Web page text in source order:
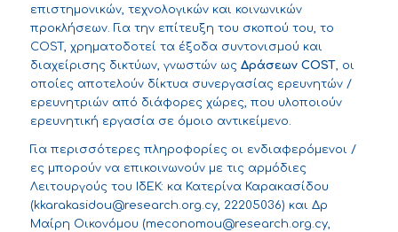
επιστημονικών, τεχνολογικών και κοινωνικών
προκλήσεων. Για την επίτευξη του σκοπού του, το
COST, χρηματοδοτεί τα έξοδα συντονισμού και
διαχείρισης δικτύων, γνωστών ως Δράσεων COST, οι
οποίες αποτελούν δίκτυα συνεργασίας ερευνητών /
ερευνητριών από διάφορες χώρες, που υλοποιούν
ερευνητική εργασία σε όμοιο αντικείμενο.
Για περισσότερες πληροφορίες οι ενδιαφερόμενοι /
ες μπορούν να επικοινωνούν με τις αρμόδιες
Λειτουργούς του ΙδΕΚ: κα Κατερίνα Καρακασίδου
(kkarakasidou@research.org.cy, 22205036) και Δρ
Μαίρη Οικονόμου (meconomou@research.org.cy,